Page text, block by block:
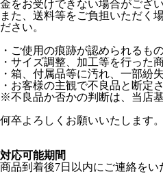
金をお受けできない場合がござい
また、送料等をご負担いただく
ださい。
・ご使用の痕跡が認められるも
・サイズ調整、加工等を行った
・箱、付属品等に汚れ、一部紛
・お客様の主観で不良品と断定
※不良品か否かの判断は、当店
何卒よろしくお願いいたします。
対応可能期間
商品到着後7日以内にご連絡をい